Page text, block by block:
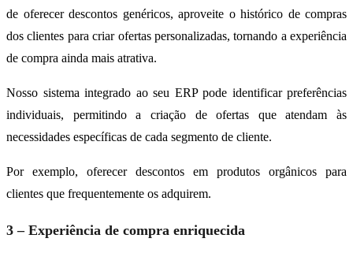
de oferecer descontos genéricos, aproveite o histórico de compras
dos clientes para criar ofertas personalizadas, tornando a experiência
de compra ainda mais atrativa.
Nosso sistema integrado ao seu ERP pode identificar preferências
individuais, permitindo a criação de ofertas que atendam às
necessidades específicas de cada segmento de cliente.
Por exemplo, oferecer descontos em produtos orgânicos para
clientes que frequentemente os adquirem.
3 – Experiência de compra enriquecida